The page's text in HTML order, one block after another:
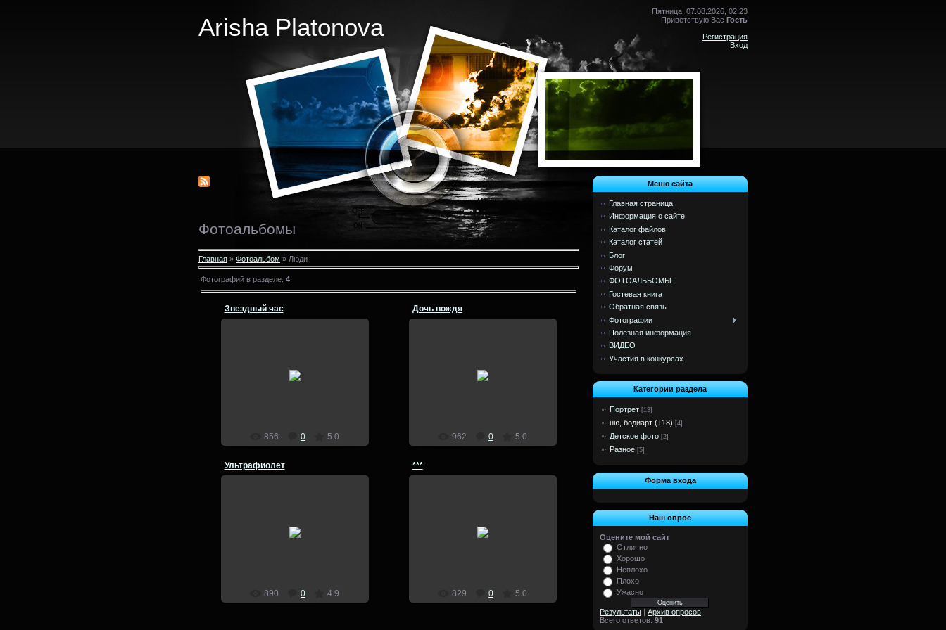
Arisha Platonova
Пятница, 07.08.2026, 02:23
Приветствую Вас Гость
Регистрация
Вход
Фотоальбомы
Главная » Фотоальбом » Люди
Фотографий в разделе: 4
Звездный час
Зимний фотовыезд 2015
856 0 5.0
Дочь вождя
962 0 5.0
Ультрафиолет
890 0 4.9
***
бодиарт
829 0 5.0
Меню сайта
Главная страница
Информация о сайте
Каталог файлов
Каталог статей
Блог
Форум
ФОТОАЛЬБОМЫ
Гостевая книга
Обратная связь
Фотографии
Полезная информация
ВИДЕО
Участия в конкурсах
Категории раздела
Портрет [13]
ню, бодиарт (+18) [4]
Детское фото [2]
Разное [5]
Форма входа
Наш опрос
Оцените мой сайт
Отлично
Хорошо
Неплохо
Плохо
Ужасно
Результаты | Архив опросов
Всего ответов: 91